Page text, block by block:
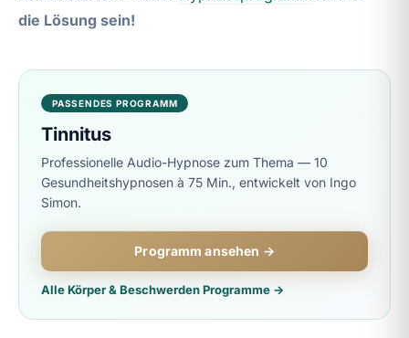
die Lösung sein!
PASSENDES PROGRAMM
Tinnitus
Professionelle Audio-Hypnose zum Thema — 10
Gesundheitshypnosen à 75 Min., entwickelt von Ingo
Simon.
Programm ansehen →
Alle Körper & Beschwerden Programme →